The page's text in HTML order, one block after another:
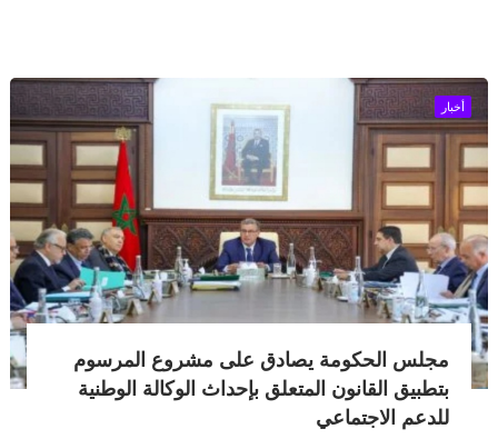
أخبار
مجلس الحكومة يصادق على مشروع المرسوم
بتطبيق القانون المتعلق بإحداث الوكالة الوطنية
للدعم الاجتماعي